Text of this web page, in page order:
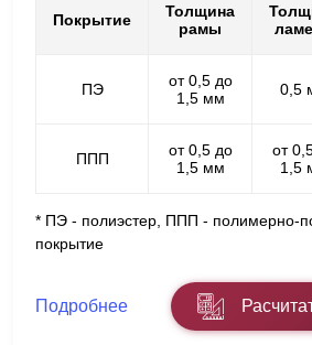
Покрытие
Толщина
рамы
ПЭ
от 0,5 до
1,5 мм
0,5
ППП
от 0,5 до
1,5 мм
от
1,5
* ПЭ - полиэстер, ППП - полимерно-
покрытие
Подробнее